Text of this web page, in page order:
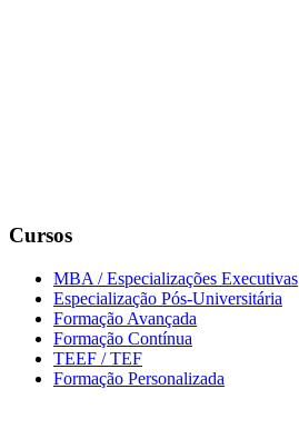
Cursos
MBA / Especializações Executivas
Especialização Pós-Universitária
Formação Avançada
Formação Contínua
TEEF / TEF
Formação Personalizada